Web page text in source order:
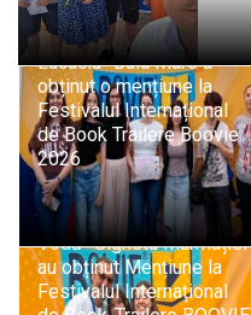
Echipa Colegiului „Vasile
Lucaciu” Baia Mare a
obținut o mențiune la
Festivalul Internațional
de Book Trailere Boovie
2026
Elevii Colegiului „Dragoș
Vodă” Sighetu Marmației
au obținut Mențiune la
Festivalul Internațional